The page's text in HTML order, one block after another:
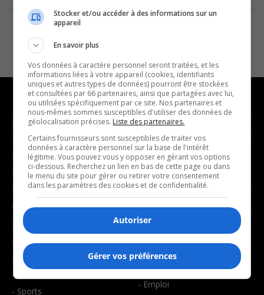
NOUVELLES
- Affaires municipales
- Communauté / Social
- Culture
- Économie
- Éducation
- Environnement
- Faits divers
- Santé et bien-être
- Sports
MUSIQUE
- Décompte franco
- Joué récemment
BALADOS
- Affaires
- Art de vivre
- Bien-être
- Emploi
Stocker et/ou accéder à des informations sur un
appareil
En savoir plus
Vos données à caractère personnel seront traitées, et les
informations liées à votre appareil (cookies, identifiants
uniques et autres types de données) pourront être stockées
et consultées par 66 partenaires, ainsi que partagées avec lui,
ou utilisées spécifiquement par ce site. Nos partenaires et
nous-mêmes sommes susceptibles d'utiliser des données de
géolocalisation précises. Liste des partenaires.
Certains fournisseurs sont susceptibles de traiter vos
données à caractère personnel sur la base de l'intérêt
légitime. Vous pouvez vous y opposer en gérant vos options
ci-dessous. Recherchez un lien en bas de cette page ou dans
le menu du site pour gérer ou retirer votre consentement
dans les paramètres des cookies et de confidentialité.
Autoriser
Gérer vos préférences